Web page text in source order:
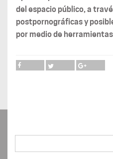
del espacio público, a
postpornográficas y
por medio de